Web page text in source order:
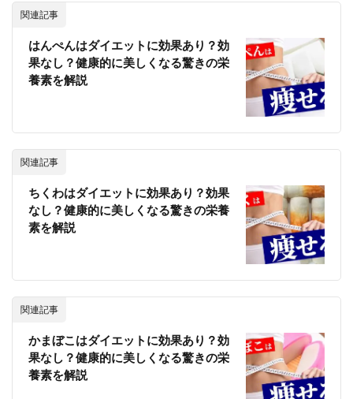
関連記事
はんぺんはダイエットに効果あり？効
果なし？健康的に美しくなる驚きの栄
養素を解説
関連記事
ちくわはダイエットに効果あり？効果
なし？健康的に美しくなる驚きの栄養
素を解説
関連記事
かまぼこはダイエットに効果あり？効
果なし？健康的に美しくなる驚きの栄
養素を解説